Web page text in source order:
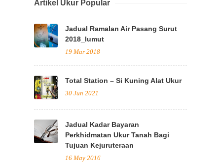
Artikel Ukur Popular
Jadual Ramalan Air Pasang Surut
2018_lumut
19 Mar 2018
Total Station – Si Kuning Alat Ukur
30 Jun 2021
Jadual Kadar Bayaran
Perkhidmatan Ukur Tanah Bagi
Tujuan Kejuruteraan
16 May 2016